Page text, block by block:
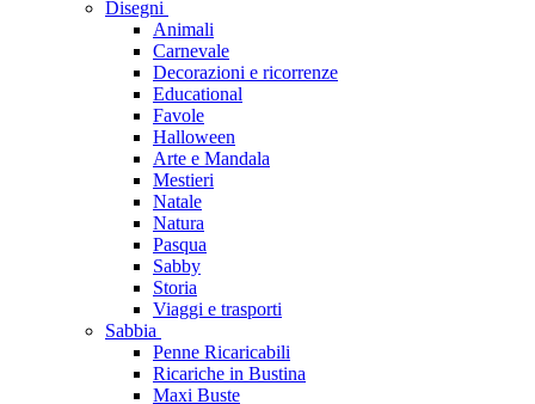
Disegni
Animali
Carnevale
Decorazioni e ricorrenze
Educational
Favole
Halloween
Arte e Mandala
Mestieri
Natale
Natura
Pasqua
Sabby
Storia
Viaggi e trasporti
Sabbia
Penne Ricaricabili
Ricariche in Bustina
Maxi Buste